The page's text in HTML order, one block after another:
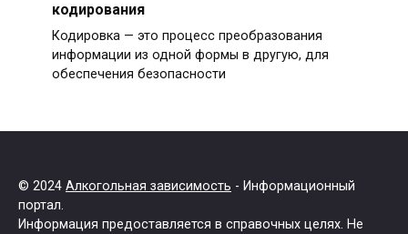
кодирования
Кодировка — это процесс преобразования
информации из одной формы в другую, для
обеспечения безопасности
© 2024 Алкогольная зависимость - Информационный
портал.
Информация предоставляется в справочных целях. Не